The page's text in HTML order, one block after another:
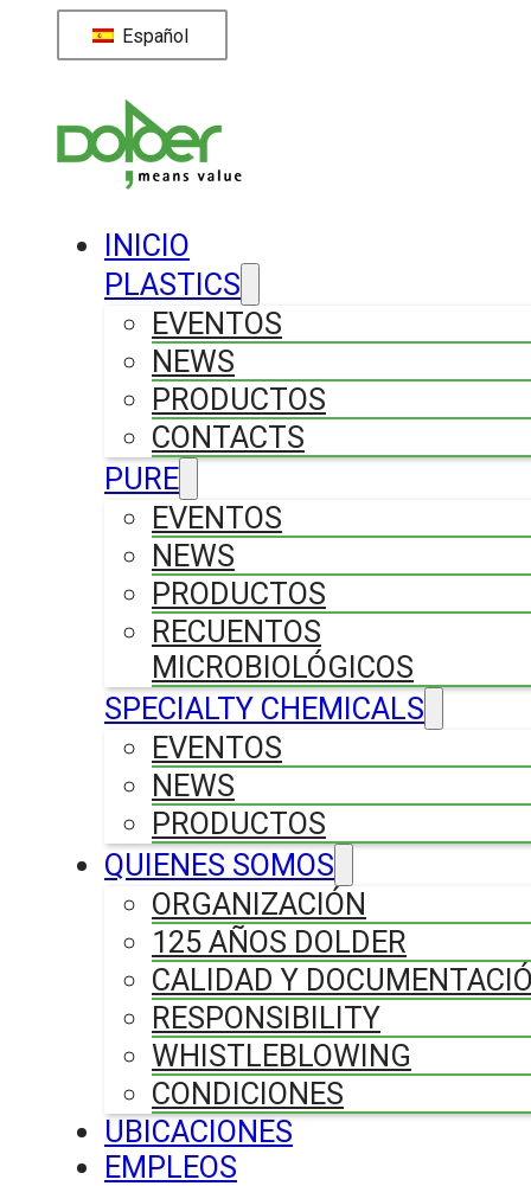
Español
INICIO
PLASTICS
EVENTOS
NEWS
PRODUCTOS
CONTACTS
PURE
EVENTOS
NEWS
PRODUCTOS
RECUENTOS
MICROBIOLÓGICOS
SPECIALTY CHEMICALS
EVENTOS
NEWS
PRODUCTOS
QUIENES SOMOS
ORGANIZACIÓN
125 AÑOS DOLDER
CALIDAD Y
RESPONSIBILITY
WHISTLEBLOWING
CONDICIONES
UBICACIONES
EMPLEOS